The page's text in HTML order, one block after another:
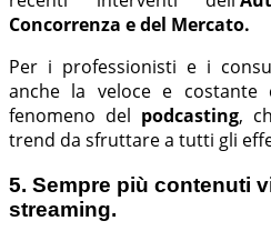
Concorrenza e del Mercato.
Per i professionisti e i
anche la veloce e costante
fenomeno del podcasting,
trend da sfruttare a tutti gli
5. Sempre più contenuti
streaming.